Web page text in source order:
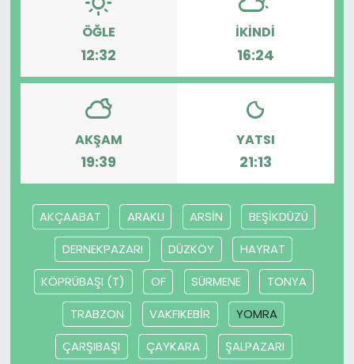
ÖĞLE
12:32
İKINDI
16:24
AKŞAM
19:39
YATSI
21:13
AKÇAABAT ARAKLI ARSİN
BEŞİKDÜZÜ
DERNEKPAZARI
DÜZKÖY
HAYRAT
KÖPRÜBAŞI (T)
OF SÜRMENE
TONYA
TRABZON
VAKFIKEBİR
YOMRA
ÇARŞIBAŞI
ÇAYKARA ŞALPAZARI
TEKNOLOJİ
Yaşam
YEREL POLİTİKA
YEREL YÖNETİMLER